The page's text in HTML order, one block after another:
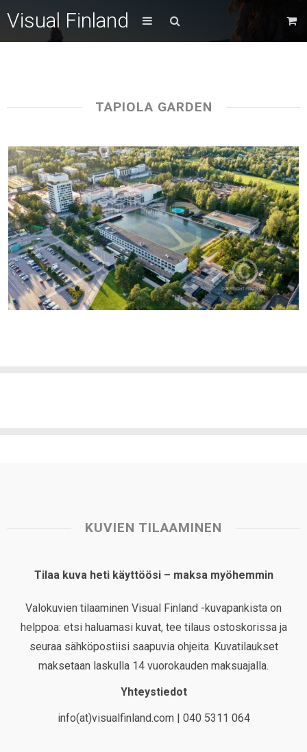
Visual Finland
TAPIOLA GARDEN
KUVIEN TILAAMINEN
Tilaa kuva heti käyttöösi – maksa myöhemmin
Valokuvien tilaaminen Visual Finland -kuvapankista on
helppoa: etsi haluamasi kuvat, tee tilaus ostoskorissa ja
seuraa sähköpostiisi saapuvia ohjeita. Kuvatilaukset
maksetaan laskulla 14 vuorokauden maksuajalla.
Yhteystiedot
info(at)visualfinland.com | 040 5311 064